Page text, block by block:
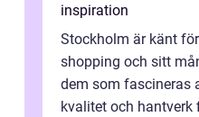
inspiration
Stockholm är känt
shopping och sitt
dem som fascineras
kvalitet och hantverk